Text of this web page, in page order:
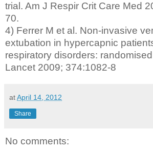
trial. Am J Respir Crit Care Med
70.
4) Ferrer M et al. Non-invasive
extubation in hypercapnic
respiratory disorders:
Lancet 2009; 374:1082-8
atApril 14, 2012
Share
No comments: